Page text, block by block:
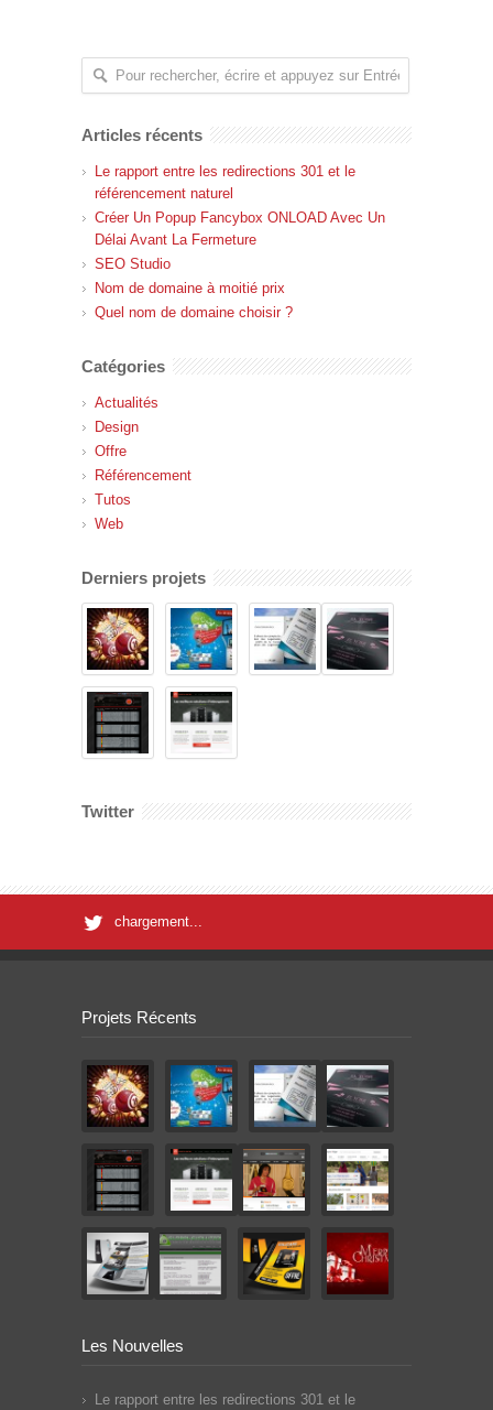
Articles récents
Le rapport entre les redirections 301 et le
référencement naturel
Créer Un Popup Fancybox ONLOAD Avec Un
Délai Avant La Fermeture
SEO Studio
Nom de domaine à moitié prix
Quel nom de domaine choisir ?
Catégories
Actualités
Design
Offre
Référencement
Tutos
Web
Derniers projets
Twitter
chargement...
Projets Récents
Les Nouvelles
Le rapport entre les redirections 301 et le